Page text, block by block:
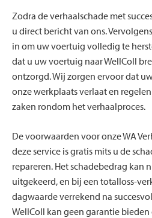
Zodra de verhaalschade met
u direct bericht van ons.
in om uw voertuig volledig te
dat u uw voertuig naar WellColl
ontzorgd. Wij zorgen ervoor dat
onze werkplaats verlaat en
zaken rondom het verhaalproces.
De voorwaarden voor onze WA
deze service is gratis mits u de
repareren. Het schadebedrag kan
uitgekeerd, en bij een totalloss-
dagwaarde verrekend na
WellColl kan geen garantie